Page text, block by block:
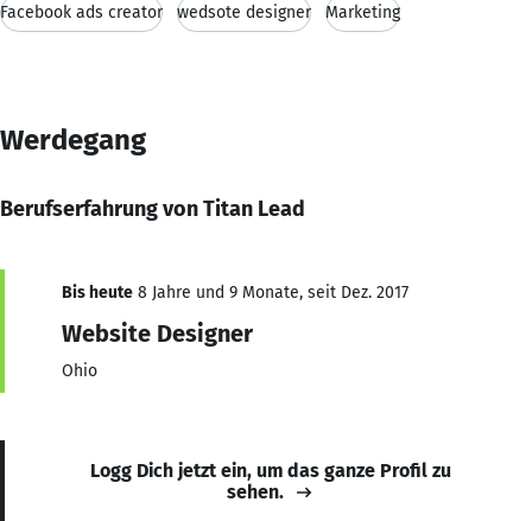
Facebook ads creator wedsote designer Marketing
Werdegang
Berufserfahrung von Titan Lead
Bis heute 8 Jahre und 9 Monate, seit Dez. 2017
Website Designer
Ohio
Logg Dich jetzt ein, um das ganze Profil zu
sehen.